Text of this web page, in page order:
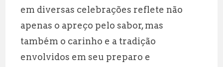
em diversas celebrações reflete não
apenas o apreço pelo sabor, mas
também o carinho e a tradição
envolvidos em seu preparo e